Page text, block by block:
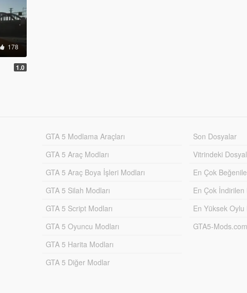
178
1.0
GTA 5 Modlama Araçları
GTA 5 Araç Modları
GTA 5 Araç Boya İşleri Modları
GTA 5 Silah Modları
GTA 5 Script Modları
GTA 5 Oyuncu Modları
GTA 5 Harita Modları
GTA 5 Diğer Modlar
Son Dosyalar
Vitrindeki
En Çok
En Çok İndirilen
En Yüksek
GTA5-